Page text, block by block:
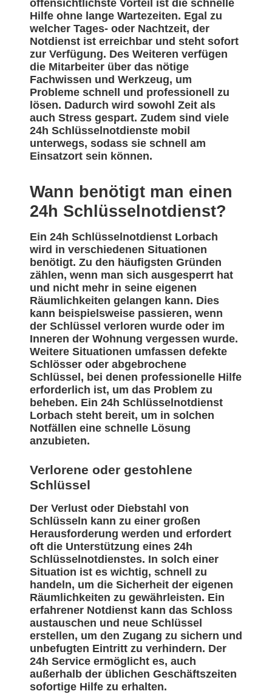
offensichtlichste Vorteil ist die schnelle
Hilfe ohne lange Wartezeiten. Egal zu
welcher Tages- oder Nachtzeit, der
Notdienst ist erreichbar und steht sofort
zur Verfügung. Des Weiteren verfügen
die Mitarbeiter über das nötige
Fachwissen und Werkzeug, um
Probleme schnell und professionell zu
lösen. Dadurch wird sowohl Zeit als
auch Stress gespart. Zudem sind viele
24h Schlüsselnotdienste mobil
unterwegs, sodass sie schnell am
Einsatzort sein können.
Wann benötigt man einen
24h Schlüsselnotdienst?
Ein 24h Schlüsselnotdienst Lorbach
wird in verschiedenen Situationen
benötigt. Zu den häufigsten Gründen
zählen, wenn man sich ausgesperrt hat
und nicht mehr in seine eigenen
Räumlichkeiten gelangen kann. Dies
kann beispielsweise passieren, wenn
der Schlüssel verloren wurde oder im
Inneren der Wohnung vergessen wurde.
Weitere Situationen umfassen defekte
Schlösser oder abgebrochene
Schlüssel, bei denen professionelle Hilfe
erforderlich ist, um das Problem zu
beheben. Ein 24h Schlüsselnotdienst
Lorbach steht bereit, um in solchen
Notfällen eine schnelle Lösung
anzubieten.
Verlorene oder gestohlene
Schlüssel
Der Verlust oder Diebstahl von
Schlüsseln kann zu einer großen
Herausforderung werden und erfordert
oft die Unterstützung eines 24h
Schlüsselnotdienstes. In solch einer
Situation ist es wichtig, schnell zu
handeln, um die Sicherheit der eigenen
Räumlichkeiten zu gewährleisten. Ein
erfahrener Notdienst kann das Schloss
austauschen und neue Schlüssel
erstellen, um den Zugang zu sichern und
unbefugten Eintritt zu verhindern. Der
24h Service ermöglicht es, auch
außerhalb der üblichen Geschäftszeiten
sofortige Hilfe zu erhalten.